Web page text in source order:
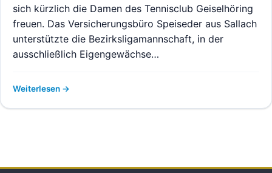
sich kürzlich die Damen des Tennisclub Geiselhöring
freuen. Das Versicherungsbüro Speiseder aus Sallach
unterstützte die Bezirksligamannschaft, in der
ausschließlich Eigengewächse…
Weiterlesen